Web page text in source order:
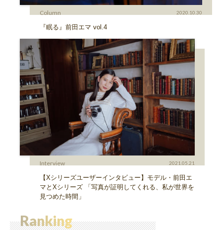
Column 2020.10.30
『眠る』前田エマ vol.4
Interview 2021.05.21
【Xシリーズユーザーインタビュー】モデル・前田エ
マとXシリーズ 「写真が証明してくれる、私が世界を
見つめた時間」
Ranking